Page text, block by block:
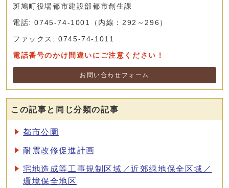
斑鳩町役場都市建設部都市創生課
電話: 0745-74-1001（内線：292～296）
ファックス: 0745-74-1011
電話番号のかけ間違いにご注意ください！
お問い合わせフォーム
この記事と同じ分類の記事
都市公園
耐震改修促進計画
宅地造成等工事規制区域／近郊緑地保全区域／
環境保全地区